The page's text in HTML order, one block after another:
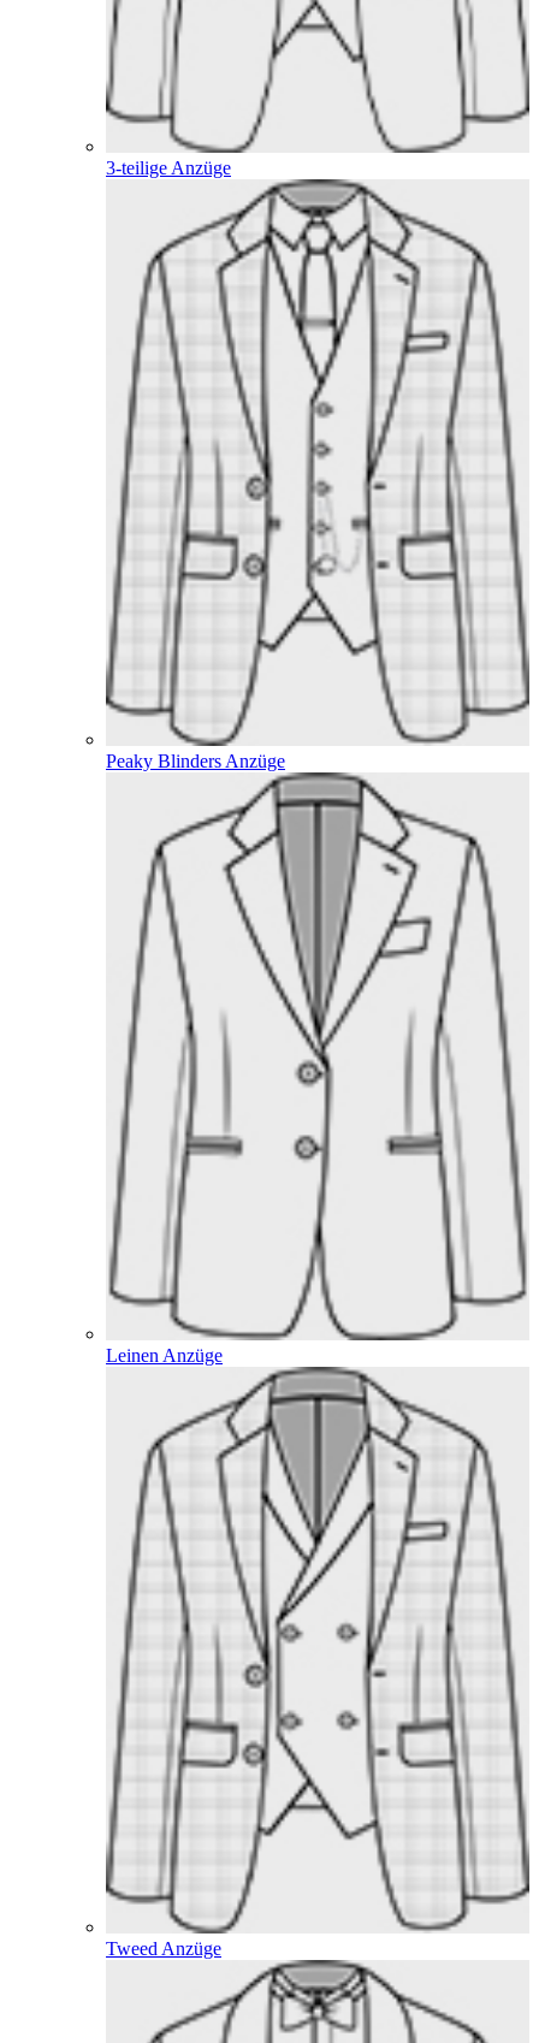
3-teilige Anzüge
Peaky Blinders Anzüge
Leinen Anzüge
Tweed Anzüge